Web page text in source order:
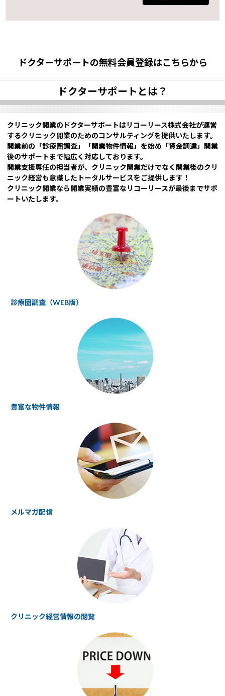
ドクターサポートの無料会員登録はこちらから
ドクターサポートとは？
クリニック開業のドクターサポートはリコーリース株式会社が運営
するクリニック開業のためのコンサルティングを提供いたします。
開業前の「診療圏調査」「開業物件情報」を始め「資金調達」開業
後のサポートまで幅広く対応しております。
開業支援専任の担当者が、クリニック開業だけでなく開業後のクリ
ニック経営も意識したトータルサービスをご提供します！
クリニック開業なら開業実績の豊富なリコーリースが最後までサポ
ートいたします。
診療圏調査（WEB版）
豊富な物件情報
メルマガ配信
クリニック経営情報の閲覧